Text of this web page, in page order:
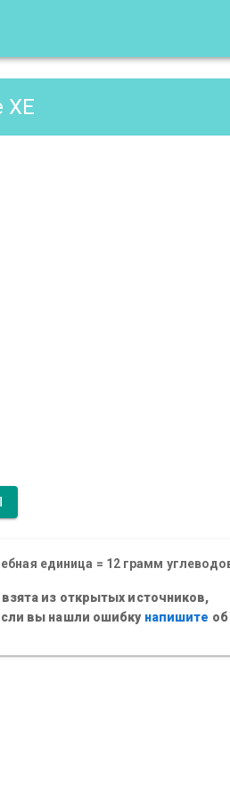
единица = 12 грамм
из открытых источников,
вы нашли ошибку напишите